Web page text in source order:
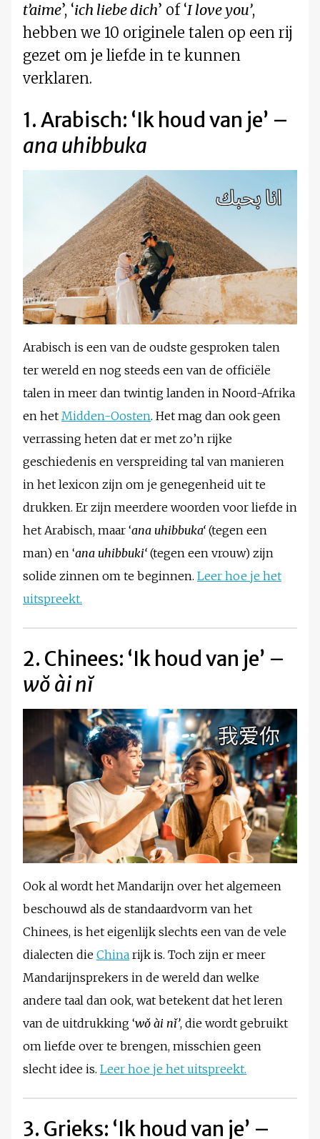
t’aime’, ‘ich liebe dich’ of ‘I love you’,
hebben we 10 originele talen op een rij
gezet om je liefde in te kunnen
verklaren.
1. Arabisch: ‘Ik houd van je’ –
ana uhibbuka
Arabisch is een van de oudste gesproken talen
ter wereld en nog steeds een van de officiële
talen in meer dan twintig landen in Noord-Afrika
en het Midden-Oosten. Het mag dan ook geen
verrassing heten dat er met zo’n rijke
geschiedenis en verspreiding tal van manieren
in het lexicon zijn om je genegenheid uit te
drukken. Er zijn meerdere woorden voor liefde in
het Arabisch, maar ‘ana uhibbuka‘ (tegen een
man) en ‘ana uhibbuki‘ (tegen een vrouw) zijn
solide zinnen om te beginnen. Leer hoe je het
uitspreekt.
2. Chinees: ‘Ik houd van je’ –
wŏ ài nĭ
Ook al wordt het Mandarijn over het algemeen
beschouwd als de standaardvorm van het
Chinees, is het eigenlijk slechts een van de vele
dialecten die China rijk is. Toch zijn er meer
Mandarijnsprekers in de wereld dan welke
andere taal dan ook, wat betekent dat het leren
van de uitdrukking ‘wǒ ài nǐ’, die wordt gebruikt
om liefde over te brengen, misschien geen
slecht idee is. Leer hoe je het uitspreekt.
3. Grieks: ‘Ik houd van je’ –